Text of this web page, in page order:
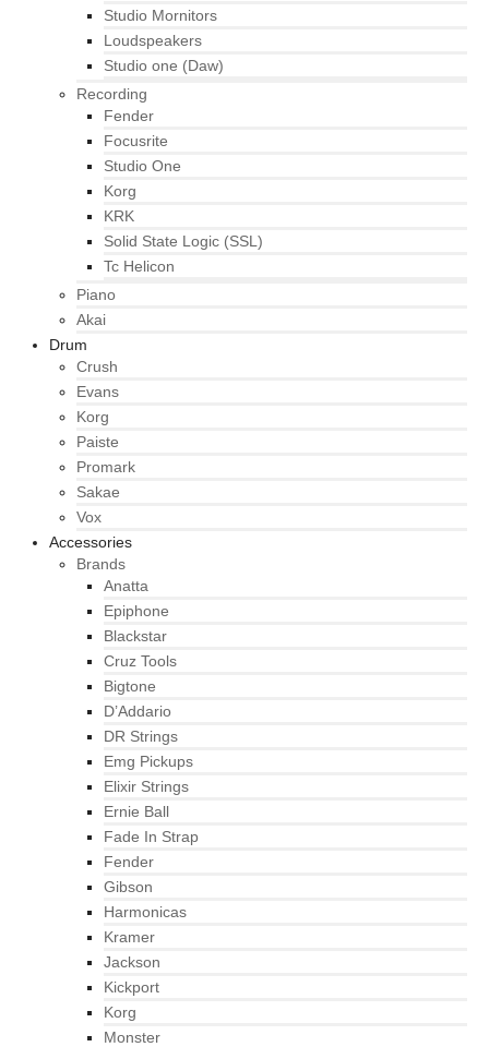
Studio Mornitors
Loudspeakers
Studio one (Daw)
Recording
Fender
Focusrite
Studio One
Korg
KRK
Solid State Logic (SSL)
Tc Helicon
Piano
Akai
Drum
Crush
Evans
Korg
Paiste
Promark
Sakae
Vox
Accessories
Brands
Anatta
Epiphone
Blackstar
Cruz Tools
Bigtone
D’Addario
DR Strings
Emg Pickups
Elixir Strings
Ernie Ball
Fade In Strap
Fender
Gibson
Harmonicas
Kramer
Jackson
Kickport
Korg
Monster